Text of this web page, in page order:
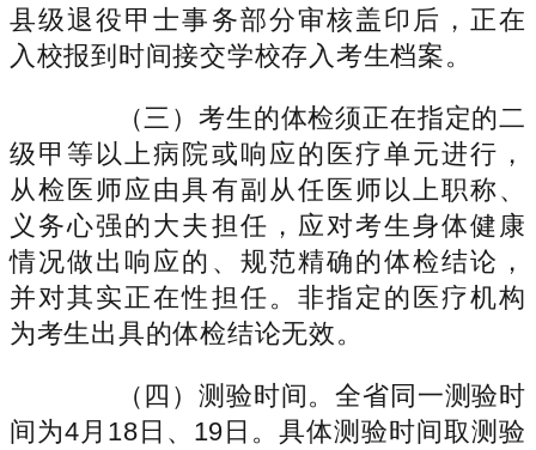
县级退役甲士事务部分审核盖印后，正在
入校报到时间接交学校存入考生档案。
（三）考生的体检须正在指定的二
级甲等以上病院或响应的医疗单元进行，
从检医师应由具有副从任医师以上职称、
义务心强的大夫担任，应对考生身体健康
情况做出响应的、规范精确的体检结论，
并对其实正在性担任。非指定的医疗机构
为考生出具的体检结论无效。
（四）测验时间。全省同一测验时
间为4月18日、19日。具体测验时间取测验